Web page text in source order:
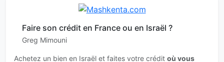
Faire son crédit en France ou en Israël ?
Greg Mimouni
Achetez un bien en Israël et faites votre crédit où vous